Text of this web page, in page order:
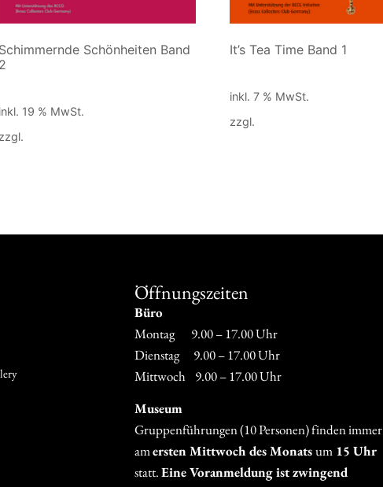
Schimmernde Schönheiten Band
2
inkl. 19 % MwSt.
zzgl.
It’s Tea Time Band 1
inkl. 7 % MwSt.
zzgl.
Öffnungszeiten
Büro
Montag 9.00 – 17.00 Uhr
Dienstag 9.00 – 17.00 Uhr
Mittwoch 9.00 – 17.00 Uhr
Museum
Gruppenführungen (10 Personen) finden immer
amersten Mittwoch des Monatsum 15 Uhr
statt.Eine Voranmeldung ist zwingend